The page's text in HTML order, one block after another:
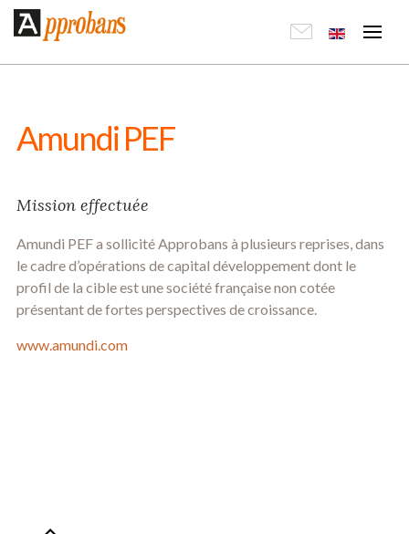
Amundi PEF
Mission effectuée
Amundi PEF a sollicité Approbans à plusieurs reprises, dans
le cadre d’opérations de capital développement dont le
profil de la cible est une société française non cotée
présentant de fortes perspectives de croissance.
www.amundi.com